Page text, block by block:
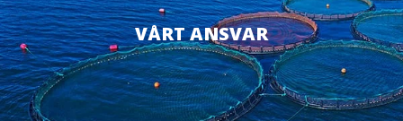
VÅRT ANSVAR